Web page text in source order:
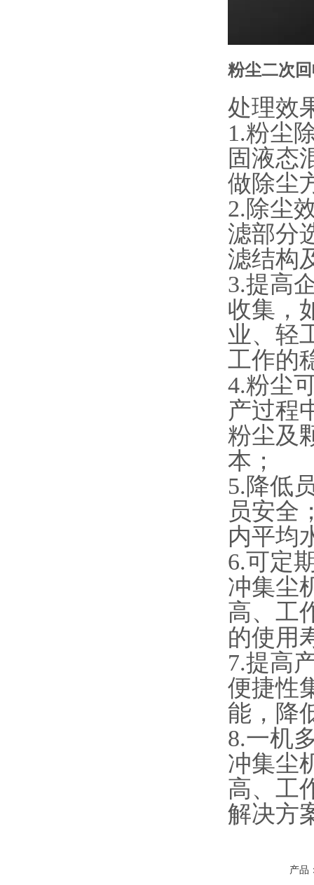
粉尘二次
处理效
1.粉尘
固液态
做除尘
2.除尘
滤部分
滤结构
3.提高
收集，
业、轻
工作的
4.粉尘
产过程
粉尘及
本；
5.降低
员安全
内平均
6.可定
冲集尘
高、工
的使用
7.提高
便捷性
能，降
8.一机
冲集尘
高、工
解决方
产品